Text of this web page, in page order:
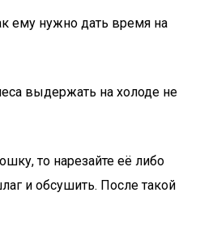
ему нужно дать время на
выдержать на холоде не
то нарезайте её либо
и обсушить. После такой